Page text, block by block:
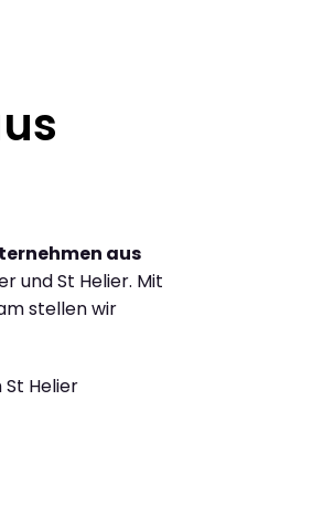
aus
und St Helier. Mit
stellen wir
Helier